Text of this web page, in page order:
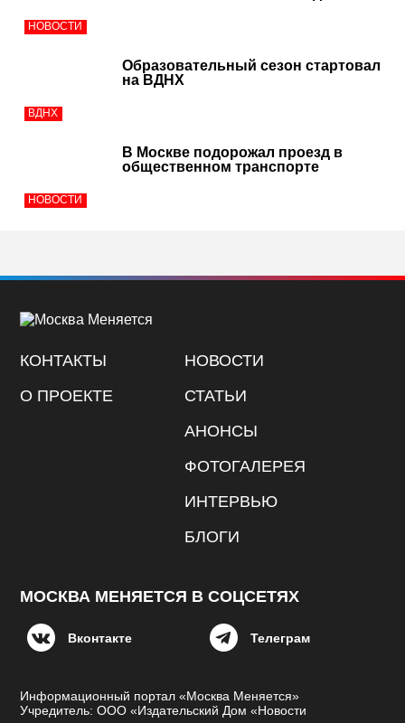
НОВОСТИ
ВДНХ
Образовательный сезон стартовал
на ВДНХ
НОВОСТИ
В Москве подорожал проезд в
общественном транспорте
КОНТАКТЫ
О ПРОЕКТЕ
НОВОСТИ
СТАТЬИ
АНОНСЫ
ФОТОГАЛЕРЕЯ
ИНТЕРВЬЮ
БЛОГИ
МОСКВА МЕНЯЕТСЯ В СОЦСЕТЯХ
Вконтакте Телеграм
Информационный портал «Москва Меняется»
Учредитель: ООО «Издательский Дом «Новости